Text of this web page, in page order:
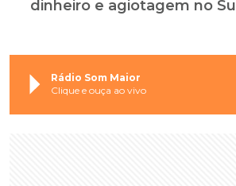
dinheiro e agiotagem no Sul
Rádio Som Maior
Clique e ouça ao vivo